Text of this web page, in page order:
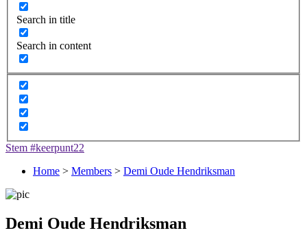
Search in title
Search in content
Stem #keerpunt22
Home > Members > Demi Oude Hendriksman
Demi Oude Hendriksman